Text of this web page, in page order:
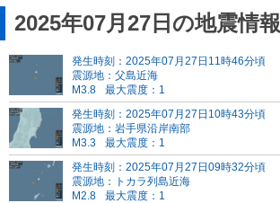
2025年07月27日の地震情報
発生時刻：2025年07月27日11時46分頃
震源地：父島近海
M3.8
最大震度：1
発生時刻：2025年07月27日10時43分頃
震源地：岩手県沿岸南部
M3.3
最大震度：1
発生時刻：2025年07月27日09時32分頃
震源地：トカラ列島近海
M2.8
最大震度：1